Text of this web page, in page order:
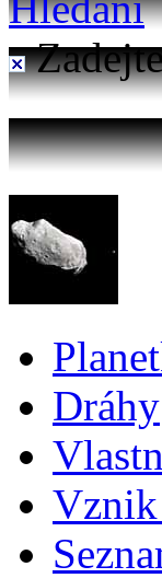
Dráhy